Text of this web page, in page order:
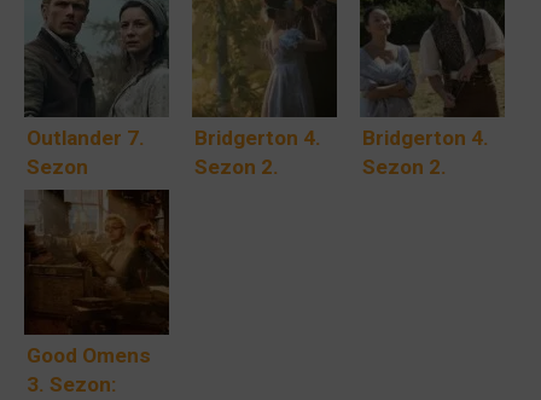
Outlander 7.
Sezon
Nereden
İzlenir?
Bridgerton 4.
Sezon 2.
Bridgerton 4.
Sezon 2.
Good Omens
3. Sezon: